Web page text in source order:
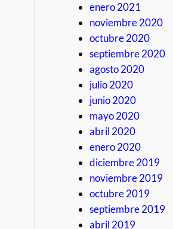
enero 2021
noviembre 2020
octubre 2020
septiembre 2020
agosto 2020
julio 2020
junio 2020
mayo 2020
abril 2020
enero 2020
diciembre 2019
noviembre 2019
octubre 2019
septiembre 2019
abril 2019